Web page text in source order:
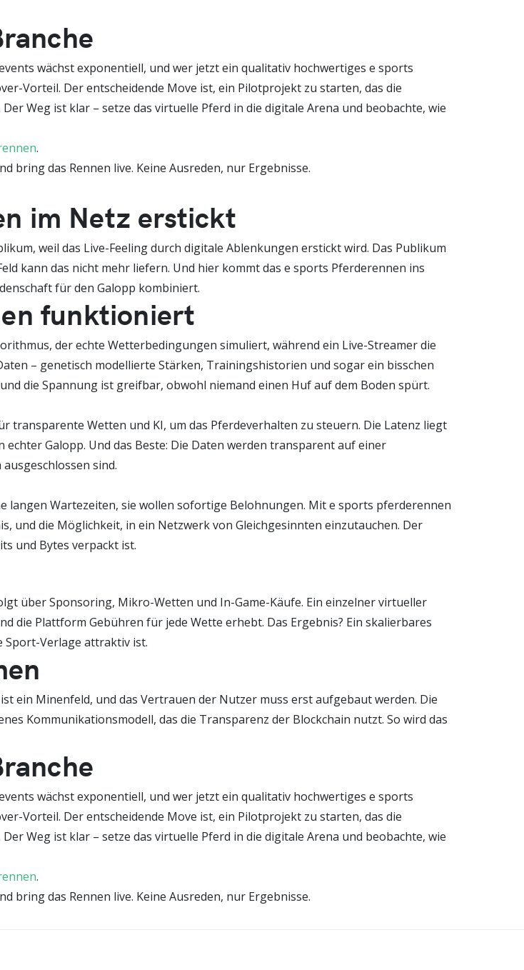
wächst exponentiell, und wer jetzt ein qualitativ hochwertiges e sports
Vorteil. Der entscheidende Move ist, ein Pilotprojekt zu starten, das die
Weg ist klar – setze das virtuelle Pferd in die digitale Arena und beobachte, wie
.
bring das Rennen live. Keine Ausreden, nur Ergebnisse.
im Netz erstickt
weil das Live-Feeling durch digitale Ablenkungen erstickt wird. Das Publikum
kann das nicht mehr liefern. Und hier kommt das e sports Pferderennen ins
für den Galopp kombiniert.
funktioniert
der echte Wetterbedingungen simuliert, während ein Live-Streamer die
– genetisch modellierte Stärken, Trainingshistorien und sogar ein bisschen
die Spannung ist greifbar, obwohl niemand einen Huf auf dem Boden spürt.
transparente Wetten und KI, um das Pferdeverhalten zu steuern. Die Latenz liegt
Galopp. Und das Beste: Die Daten werden transparent auf einer
sind.
langen Wartezeiten, sie wollen sofortige Belohnungen. Mit e sports pferderennen
und die Möglichkeit, in ein Netzwerk von Gleichgesinnten einzutauchen. Der
und Bytes verpackt ist.
über Sponsoring, Mikro-Wetten und In-Game-Käufe. Ein einzelner virtueller
die Plattform Gebühren für jede Wette erhebt. Das Ergebnis? Ein skalierbares
Sport-Verlage attraktiv ist.
ein Minenfeld, und das Vertrauen der Nutzer muss erst aufgebaut werden. Die
Kommunikationsmodell, das die Transparenz der Blockchain nutzt. So wird das
wächst exponentiell, und wer jetzt ein qualitativ hochwertiges e sports
Vorteil. Der entscheidende Move ist, ein Pilotprojekt zu starten, das die
Weg ist klar – setze das virtuelle Pferd in die digitale Arena und beobachte, wie
.
bring das Rennen live. Keine Ausreden, nur Ergebnisse.